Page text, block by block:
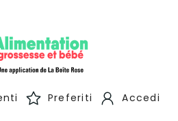
Preferiti Accedi